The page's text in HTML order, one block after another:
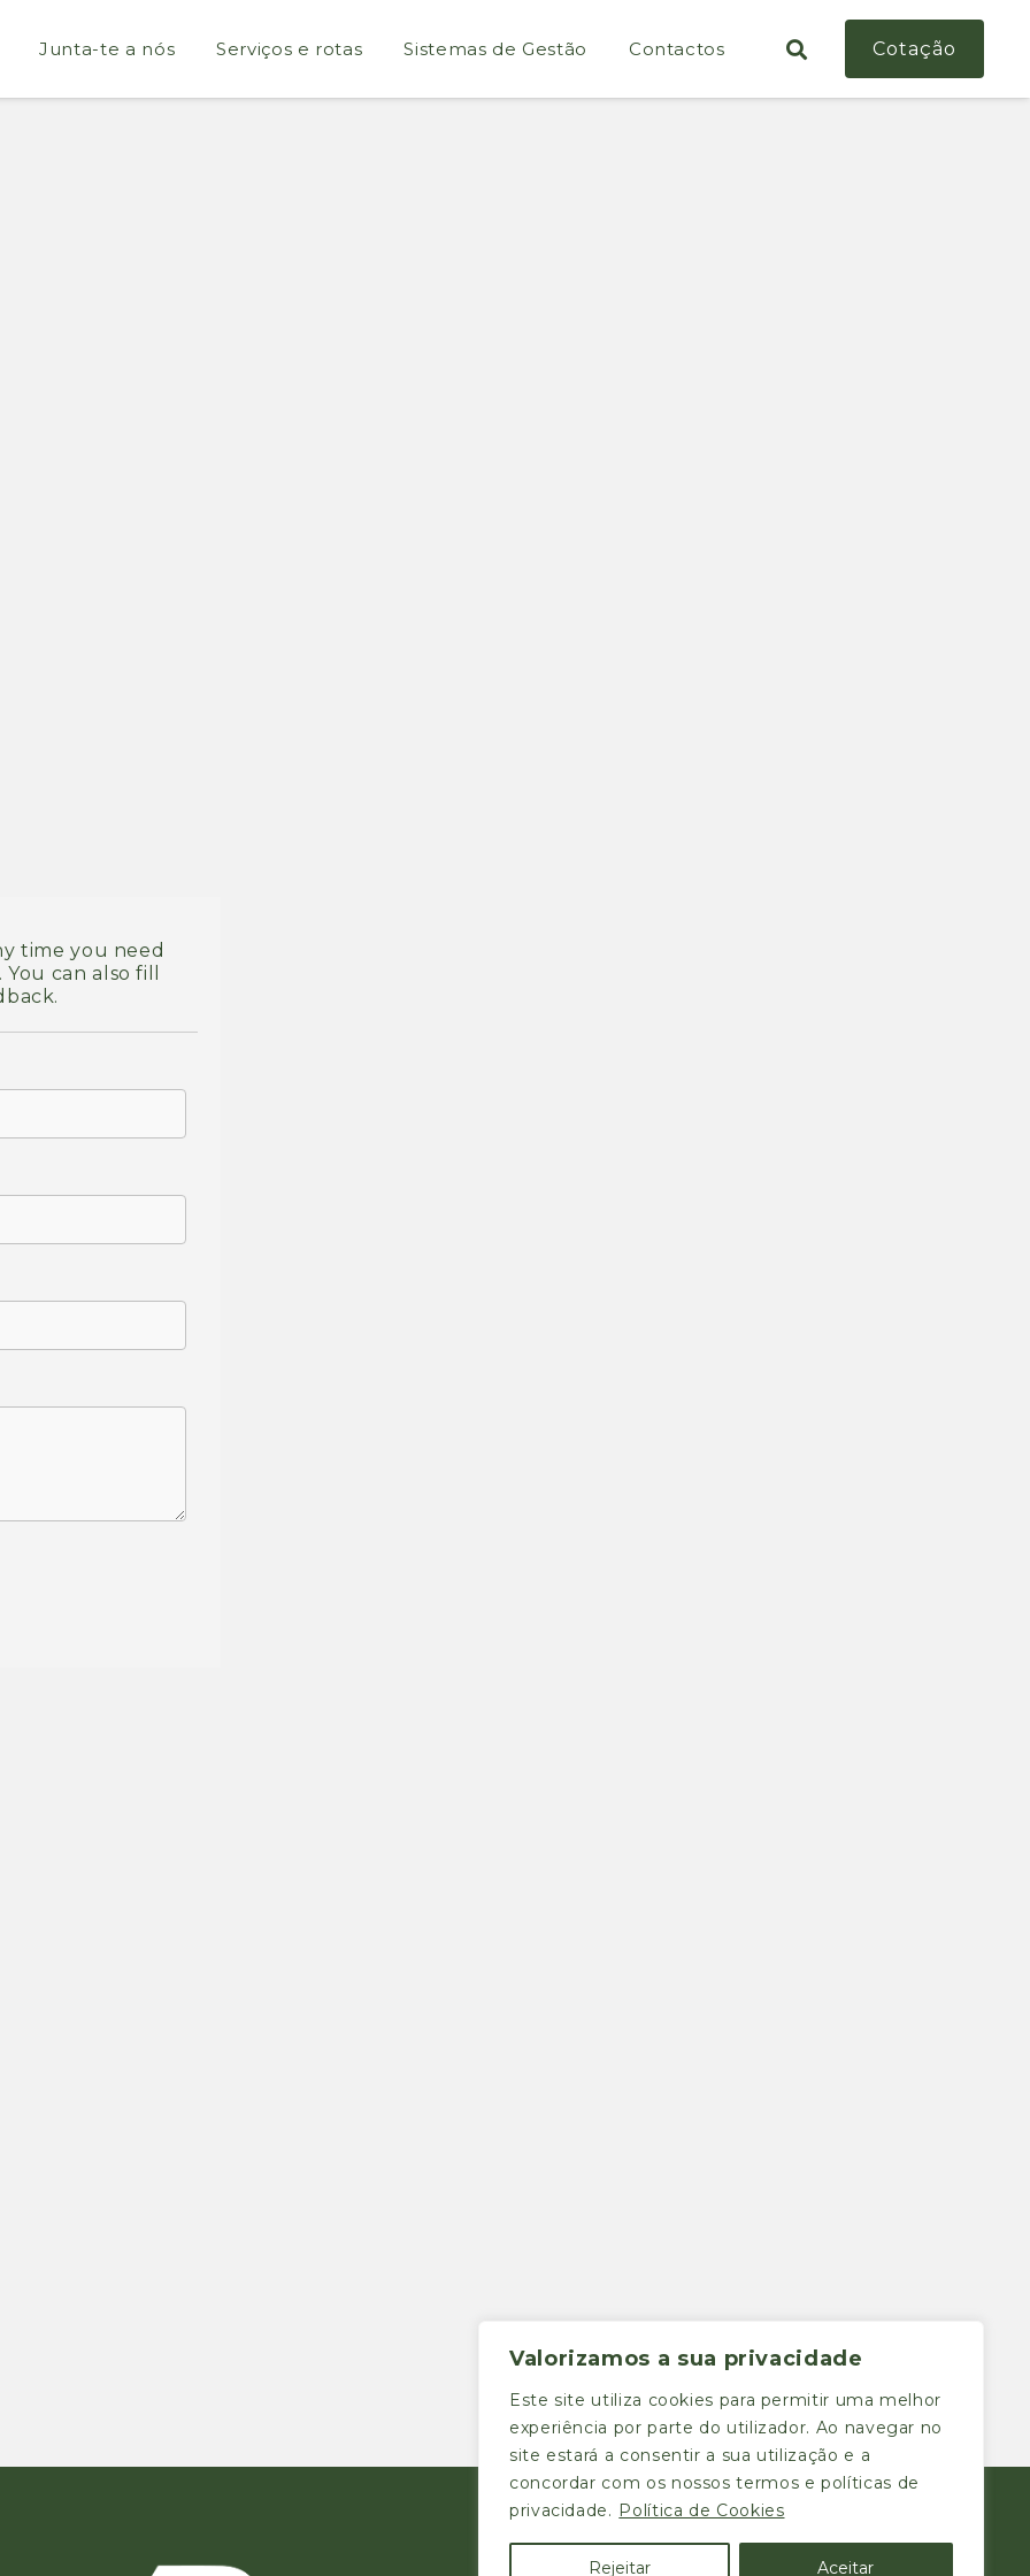
Valorizamos a sua privacidade
Este site utiliza cookies para permitir uma melhor
experiência por parte do utilizador. Ao navegar no
site estará a consentir a sua utilização e a
concordar com os nossos termos e políticas de
privacidade. Política de Cookies
Rejeitar Aceitar
Junta-te a nós Serviços e rotas Sistemas de Gestão Contactos Cotação
time you need
can also fill